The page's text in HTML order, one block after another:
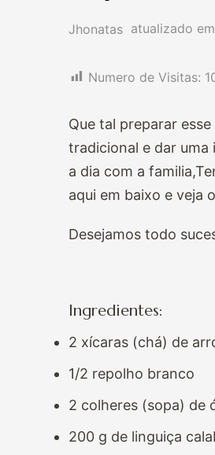
Jhonatas atualizado em
Numero de Visitas:
Que tal preparar
tradicional e dar
a dia com a
aqui em baixo e veja
Desejamos todo
Ingredientes:
2 xícaras (chá) de
1/2 repolho branco
2 colheres (sopa) de
200 g de linguiça